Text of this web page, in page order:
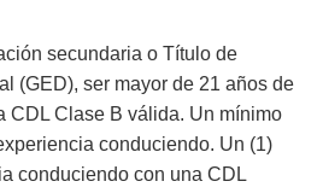
secundaria o Título de
(GED), ser mayor de 21 años de
CDL Clase B válida. Un mínimo
conduciendo. Un (1)
conduciendo con una CDL